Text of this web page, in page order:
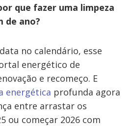
que fazer uma limpeza
de ano?
no calendário, esse
energético de
e recomeço. E
energética profunda agora
entre arrastar os
ou começar 2026 com